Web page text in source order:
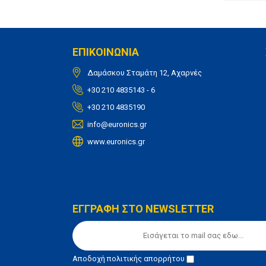
ΕΠΙΚΟΙΝΩΝΙΑ
Δαμάσκου Σταμάτη 12, Αχαρνές
+30 210 4835143 - 6
+30 210 4835190
info@euronics.gr
www.euronics.gr
ΕΓΓΡΑΦΗ ΣΤΟ NEWSLETTER
Αποδοχήπολιτικής απορρήτου